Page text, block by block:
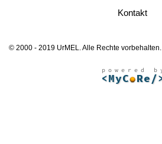
Kontakt
© 2000 - 2019 UrMEL. Alle Rechte vorbehalten.